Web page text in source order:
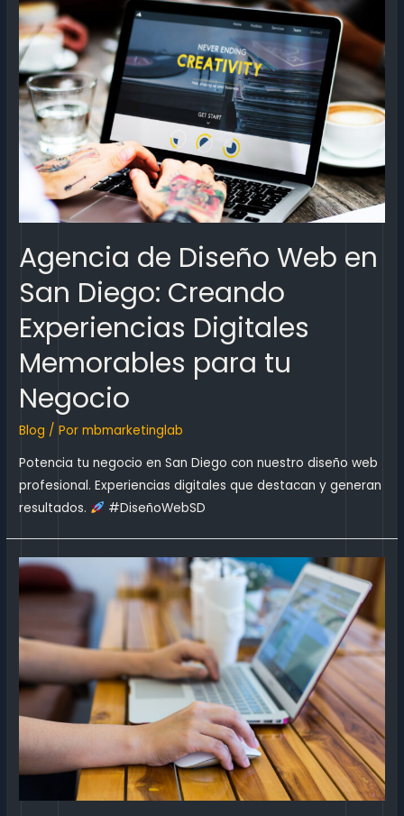
Agencia de Diseño Web en
San Diego: Creando
Experiencias Digitales
Memorables para tu
Negocio
Blog / Pormbmarketinglab
Potencia tu negocio en San Diego con nuestro diseño web
profesional. Experiencias digitales que destacan y generan
resultados.
#DiseñoWebSD